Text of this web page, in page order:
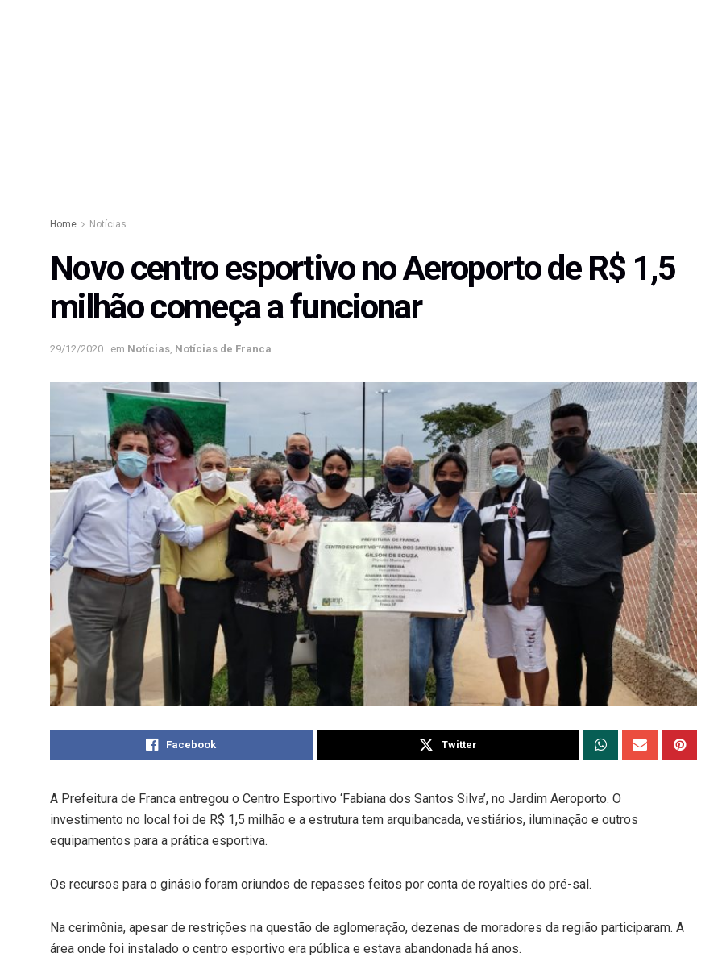
Home Notícias
Novo centro esportivo no Aeroporto de R$ 1,5
milhão começa a funcionar
29/12/2020 em Notícias Notícias de Franca
Facebook Twitter
A Prefeitura de Franca entregou o Centro Esportivo ‘Fabiana dos Santos Silva’, no Jardim Aeroporto. O
investimento no local foi de R$ 1,5 milhão e a estrutura tem arquibancada, vestiários, iluminação e outros
equipamentos para a prática esportiva.
Os recursos para o ginásio foram oriundos de repasses feitos por conta de royalties do pré-sal.
Na cerimônia, apesar de restrições na questão de aglomeração, dezenas de moradores da região participaram. A
área onde foi instalado o centro esportivo era pública e estava abandonada há anos.